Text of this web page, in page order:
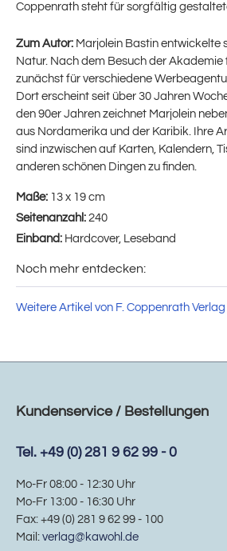
Coppenrath steht für sorgfältig
Zum Autor: Marjolein Bastin entwickelte
Natur. Nach dem Besuch der
zunächst für verschiedene
Dort erscheint seit über 30 Jahren
den 90er Jahren zeichnet Marjolein
aus Nordamerika und der Karibik. Ihre
sind inzwischen auf Karten, Kalendern,
anderen schönen Dingen zu finden.
Maße: 13 x 19 cm
Seitenanzahl: 240
Einband: Hardcover, Leseband
Noch mehr entdecken:
Weitere Artikel von F. Coppenrath
Kundenservice / Bestellungen
Tel. +49 (0) 281 9 62 99 - 0
Mo-Fr 08:00 - 12:30 Uhr
Mo-Fr 13:00 - 16:30 Uhr
Fax: +49 (0) 281 9 62 99 - 100
Mail: verlag@kawohl.de